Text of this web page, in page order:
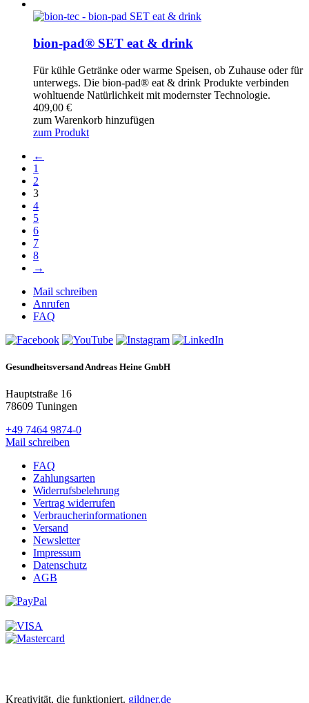
bion-pad® SET eat & drink
Für kühle Getränke oder warme Speisen, ob Zuhause oder für
unterwegs. Die bion-pad® eat & drink Produkte verbinden
wohltuende Natürlichkeit mit modernster Technologie.
409,00 €
zum Warenkorb hinzufügen
zum Produkt
←
1
2
3
4
5
6
7
8
→
Mail schreiben
Anrufen
FAQ
Gesundheitsversand Andreas Heine GmbH
Hauptstraße 16
78609 Tuningen
+49 7464 9874-0
Mail schreiben
FAQ
Zahlungsarten
Widerrufsbelehrung
Vertrag widerrufen
Verbraucherinformationen
Versand
Newsletter
Impressum
Datenschutz
AGB
Kreativität, die funktioniert. gildner.de